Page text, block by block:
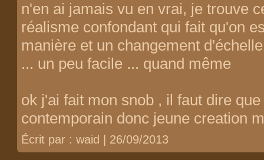
n'en ai jamais vu en vrai, je trouve
réalisme confondant qui fait qu'on
manière et un changement
... un peu facile ... quand même
ok j'ai fait mon snob , il faut dire
contemporain donc jeune creation
Écrit par : waid | 26/09/2013